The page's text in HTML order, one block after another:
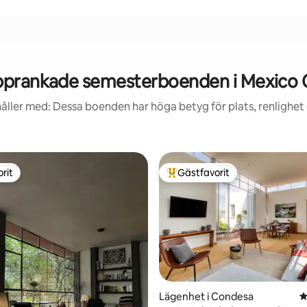
semesterboenden i Mexico
med: Dessa boenden har höga betyg för plats, renlighet
betyg, 13 omdömen
Populär gästfavorit
Gästfavorit
Lägenhet i Condesa